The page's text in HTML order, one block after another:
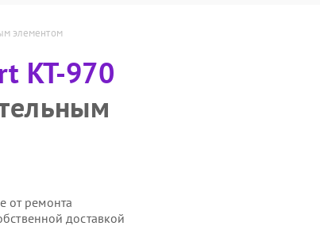
элементом
КТ-970
от ремонта
доставкой